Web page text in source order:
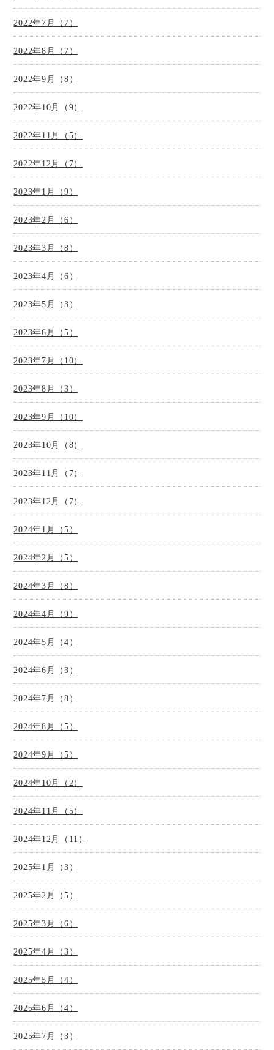
2022年7月（7）
2022年8月（7）
2022年9月（8）
2022年10月（9）
2022年11月（5）
2022年12月（7）
2023年1月（9）
2023年2月（6）
2023年3月（8）
2023年4月（6）
2023年5月（3）
2023年6月（5）
2023年7月（10）
2023年8月（3）
2023年9月（10）
2023年10月（8）
2023年11月（7）
2023年12月（7）
2024年1月（5）
2024年2月（5）
2024年3月（8）
2024年4月（9）
2024年5月（4）
2024年6月（3）
2024年7月（8）
2024年8月（5）
2024年9月（5）
2024年10月（2）
2024年11月（5）
2024年12月（11）
2025年1月（3）
2025年2月（5）
2025年3月（6）
2025年4月（3）
2025年5月（4）
2025年6月（4）
2025年7月（3）